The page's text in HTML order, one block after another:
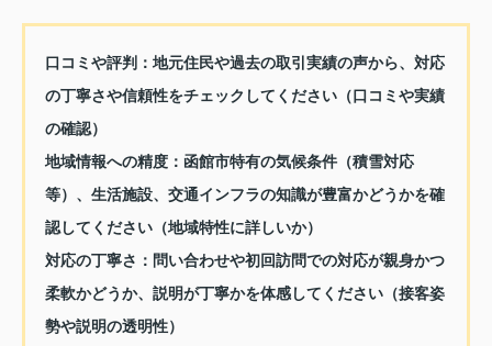
口コミや評判：地元住民や過去の取引実績の声から、対応
の丁寧さや信頼性をチェックしてください（口コミや実績
の確認）
地域情報への精度：函館市特有の気候条件（積雪対応
等）、生活施設、交通インフラの知識が豊富かどうかを確
認してください（地域特性に詳しいか）
対応の丁寧さ：問い合わせや初回訪問での対応が親身かつ
柔軟かどうか、説明が丁寧かを体感してください（接客姿
勢や説明の透明性）